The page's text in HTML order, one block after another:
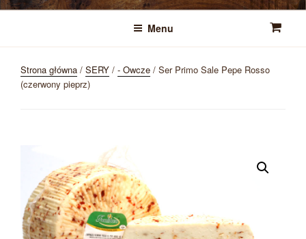
Menu
Strona główna / SERY / - Owcze / Ser Primo Sale Pepe Rosso
(czerwony pieprz)